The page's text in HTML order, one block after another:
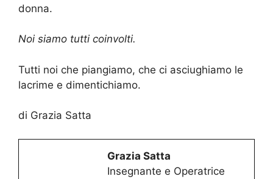
donna.
Noi siamo tutti coinvolti.
Tutti noi che piangiamo, che ci asciughiamo le
lacrime e dimentichiamo.
di Grazia Satta
Grazia Satta
Insegnante e Operatrice